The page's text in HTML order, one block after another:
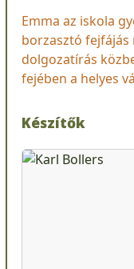
Emma az iskola
borzasztó
dolgozatírás
fejében a helyes
Készítők